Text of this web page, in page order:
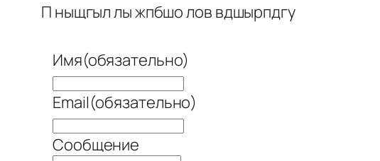
П ныщгыл лы жпбшо лов вдшырпдгу
Имя(обязательно)
Email(обязательно)
Сообщение